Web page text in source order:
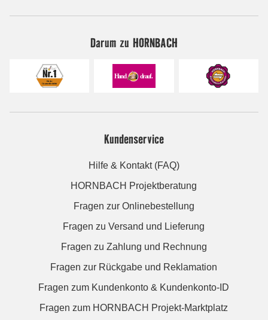
Darum zu HORNBACH
Kundenservice
Hilfe & Kontakt (FAQ)
HORNBACH Projektberatung
Fragen zur Onlinebestellung
Fragen zu Versand und Lieferung
Fragen zu Zahlung und Rechnung
Fragen zur Rückgabe und Reklamation
Fragen zum Kundenkonto & Kundenkonto-ID
Fragen zum HORNBACH Projekt-Marktplatz